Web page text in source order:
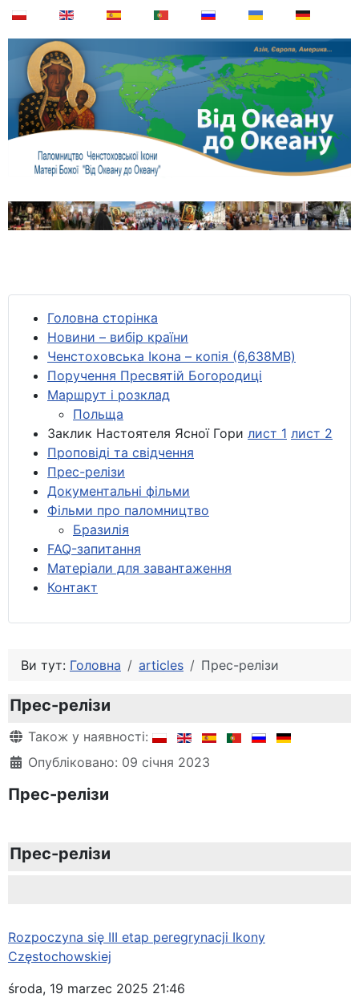
Головна сторінка
Новини – вибір країни
Ченстоховська Ікона – копія (6,638MB)
Поручення Пресвятій Богородиці
Маршрут і розклад
Польща
Заклик Настоятеля Ясної Гори лист 1 лист 2
Проповіді та свідчення
Прес-релізи
Документальні фільми
Фільми про паломництво
Бразилія
FAQ-запитання
Матеріали для завантаження
Контакт
Ви тут: Головна articles Прес-релізи
Прес-релізи
Деталі
Також у наявності:
Опубліковано: 09 січня 2023
Прес-релізи
Прес-релізи
Rozpoczyna się III etap peregrynacji Ikony
Częstochowskiej
środa, 19 marzec 2025 21:46